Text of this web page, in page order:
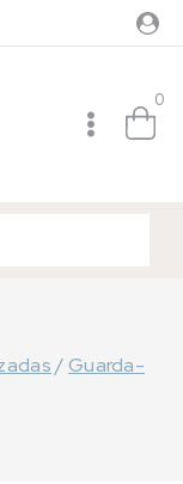
0
/Guarda-